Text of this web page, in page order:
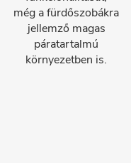
még a fürdőszobákra
jellemző magas
páratartalmú
környezetben is.